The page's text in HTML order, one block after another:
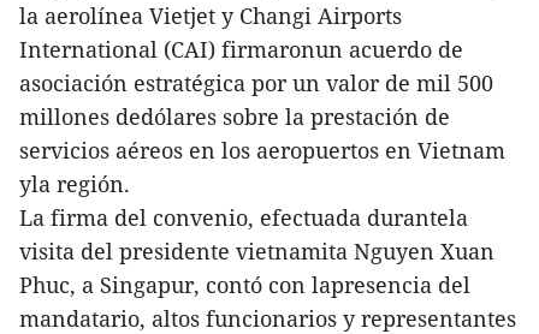
la aerolínea Vietjet y Changi Airports
International (CAI) firmaronun acuerdo de
asociación estratégica por un valor de mil 500
millones dedólares sobre la prestación de
servicios aéreos en los aeropuertos en Vietnam
yla región.
La firma del convenio, efectuada durantela
visita del presidente vietnamita Nguyen Xuan
Phuc, a Singapur, contó con lapresencia del
mandatario, altos funcionarios y representantes